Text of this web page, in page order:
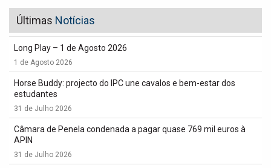
Últimas Notícias
Long Play – 1 de Agosto 2026
1 de Agosto 2026
Horse Buddy: projecto do IPC une cavalos e bem-estar dos
estudantes
31 de Julho 2026
Câmara de Penela condenada a pagar quase 769 mil euros à
APIN
31 de Julho 2026